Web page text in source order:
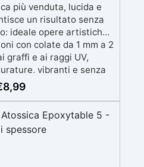
più venduta, lucida e
un risultato senza
ideale opere artistiche,
con colate da 1 mm a 2
graffi e ai raggi UV,
vibranti e senza
Bassa viscosità e
risultati impeccabili,
catalisi per contatto
free e VoC Free
8,99